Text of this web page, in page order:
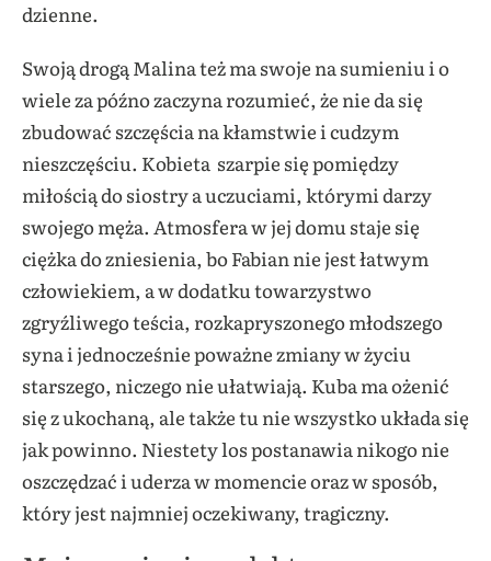
dzienne.
Swoją drogą Malina też ma swoje na sumieniu i o
wiele za późno zaczyna rozumieć, że nie da się
zbudować szczęścia na kłamstwie i cudzym
nieszczęściu. Kobieta szarpie się pomiędzy
miłością do siostry a uczuciami, którymi darzy
swojego męża. Atmosfera w jej domu staje się
ciężka do zniesienia, bo Fabian nie jest łatwym
człowiekiem, a w dodatku towarzystwo
zgryźliwego teścia, rozkapryszonego młodszego
syna i jednocześnie poważne zmiany w życiu
starszego, niczego nie ułatwiają. Kuba ma ożenić
się z ukochaną, ale także tu nie wszystko układa się
jak powinno. Niestety los postanawia nikogo nie
oszczędzać i uderza w momencie oraz w sposób,
który jest najmniej oczekiwany, tragiczny.